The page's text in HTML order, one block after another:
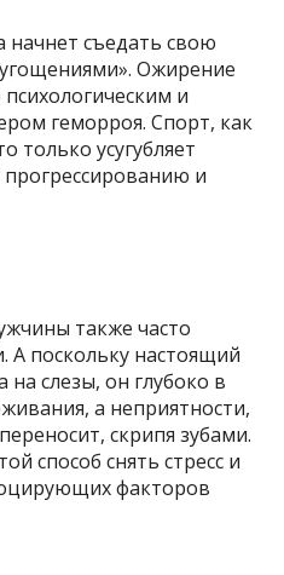
съедать свою
Ожирение
и
геморроя. Спорт, как
только усугубляет
прогрессированию и
также часто
А поскольку настоящий
слезы, он глубоко в
а неприятности,
скрипя зубами.
способ снять стресс и
факторов